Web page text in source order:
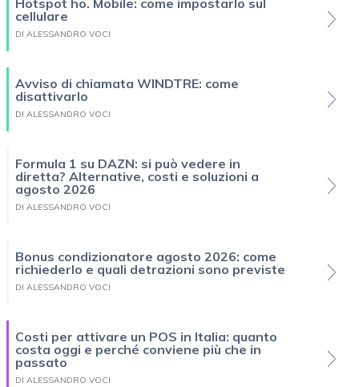
Hotspot ho. Mobile: come impostarlo sul
cellulare
DI ALESSANDRO VOCI
Avviso di chiamata WINDTRE: come
disattivarlo
DI ALESSANDRO VOCI
Formula 1 su DAZN: si può vedere in
diretta? Alternative, costi e soluzioni a
agosto 2026
DI ALESSANDRO VOCI
Bonus condizionatore agosto 2026: come
richiederlo e quali detrazioni sono previste
DI ALESSANDRO VOCI
Costi per attivare un POS in Italia: quanto
costa oggi e perché conviene più che in
passato
DI ALESSANDRO VOCI